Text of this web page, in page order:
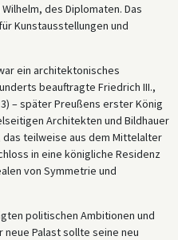
des Diplomaten. Das
Kunstausstellungen und
ein architektonisches
beauftragte Friedrich III.,
– später Preußens erster König
Architekten und Bildhauer
das teilweise aus dem Mittelalter
in eine königliche Residenz
von Symmetrie und
politischen Ambitionen und
Palast sollte seine neu